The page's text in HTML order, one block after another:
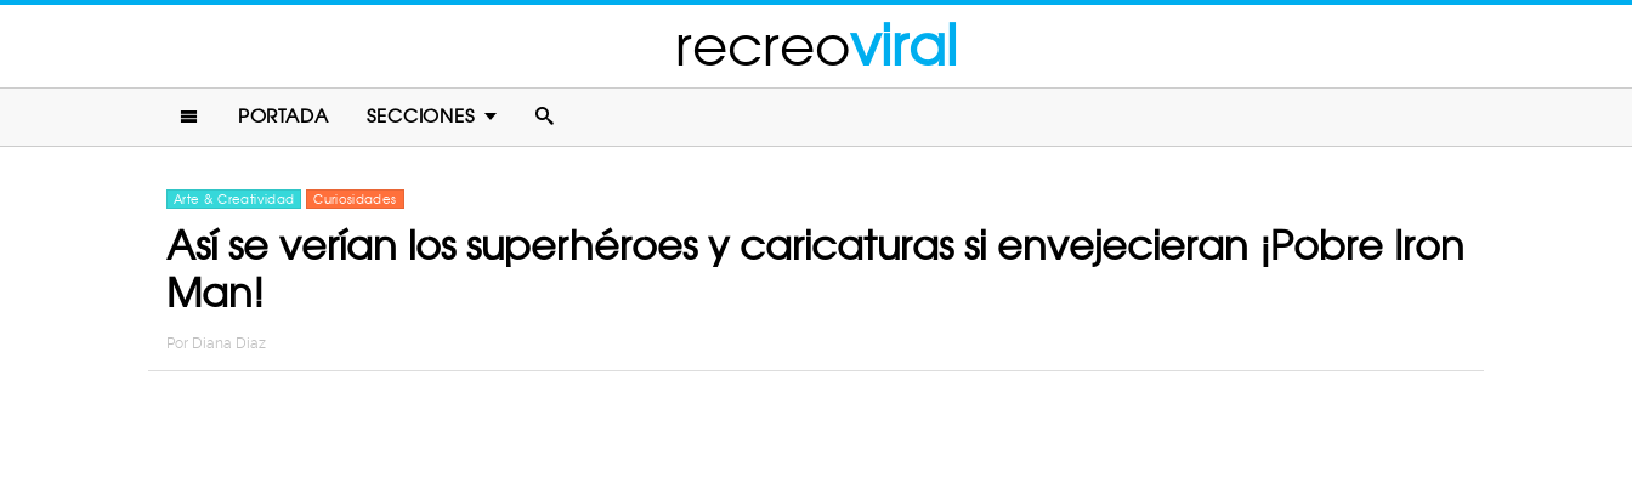
recreoviral
PORTADA SECCIONES
Arte & Creatividad Curiosidades
Así se verían los superhéroes y caricaturas si envejecieran ¡Pobre Iron
Man!
Por Diana Diaz